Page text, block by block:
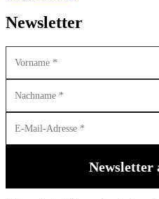
Newsletter